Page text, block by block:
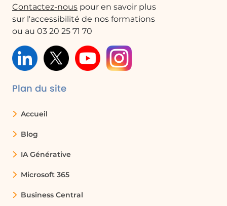
Numérique Responsable
et plus généralement une
procédure répondant à la Responsabilité Sociétale
des Entreprises.
Cette démarche s’appuie principalement sur des
actions concrètes, de nouvelles pratiques à
découvrir et un changement global de notre
manière de travailler grâce au numérique. C’est un
Toutefois, contrairement à d’autres actions, il est plus
cela sera plus difficilement quantifiable que d’autres
champs d’application du Numérique Responsable.
probablement, à l’inverse, l’un des plus faciles à
des pratiques et habitudes.
Contactez-nous pour en savoir plus
sur l'accessibilité de nos formations
ou au 03 20 25 71 70
Plan du site
Accueil
Blog
IA Générative
Microsoft 365
Business Central